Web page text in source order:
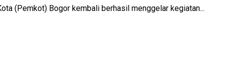
(Pemkot) Bogor kembali berhasil menggelar kegiatan...